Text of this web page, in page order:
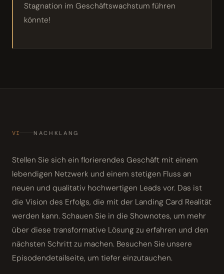
Stagnation im Geschäftswachstum führen
könnte!
VI NACHKLANG
Stellen Sie sich ein florierendes Geschäft mit einem
lebendigen Netzwerk und einem stetigen Fluss an
neuen und qualitativ hochwertigen Leads vor. Das ist
die Vision des Erfolgs, die mit der Landing Card Realität
werden kann. Schauen Sie in die Shownotes, um mehr
über diese transformative Lösung zu erfahren und den
nächsten Schritt zu machen. Besuchen Sie unsere
Episodendetailseite, um tiefer einzutauchen.